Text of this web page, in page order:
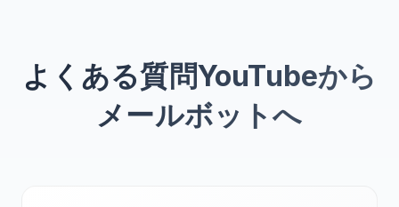
よくある質問YouTubeから
メールボットへ